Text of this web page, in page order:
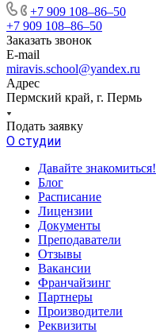
+7 909 108‒86‒50
+7 909 108‒86‒50
Заказать звонок
E-mail
miravis.school@yandex.ru
Адрес
Пермский край, г. Пермь
Подать заявку
О студии
Давайте знакомиться!
Блог
Расписание
Лицензии
Документы
Преподаватели
Отзывы
Вакансии
Франчайзинг
Партнеры
Производители
Реквизиты